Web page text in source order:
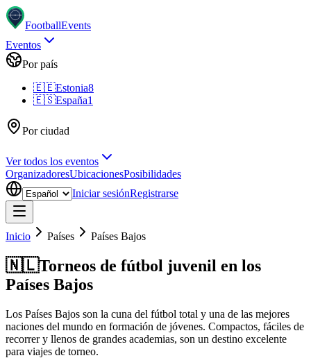
FootballEvents
Eventos
Por país
🇪🇪Estonia8
🇪🇸España1
Por ciudad
Ver todos los eventos
OrganizadoresUbicacionesPosibilidades
Iniciar sesiónRegistrarse
Inicio Países Países Bajos
🇳🇱Torneos de fútbol juvenil en los
Países Bajos
Los Países Bajos son la cuna del fútbol total y una de las mejores
naciones del mundo en formación de jóvenes. Compactos, fáciles de
recorrer y llenos de grandes academias, son un destino excelente
para viajes de torneo.